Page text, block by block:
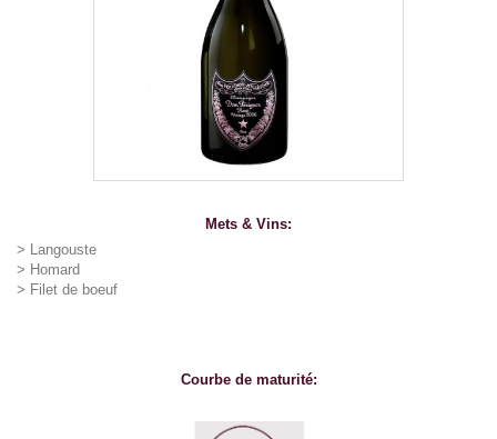
Mets & Vins:
> Langouste
> Homard
> Filet de boeuf
Courbe de maturité: